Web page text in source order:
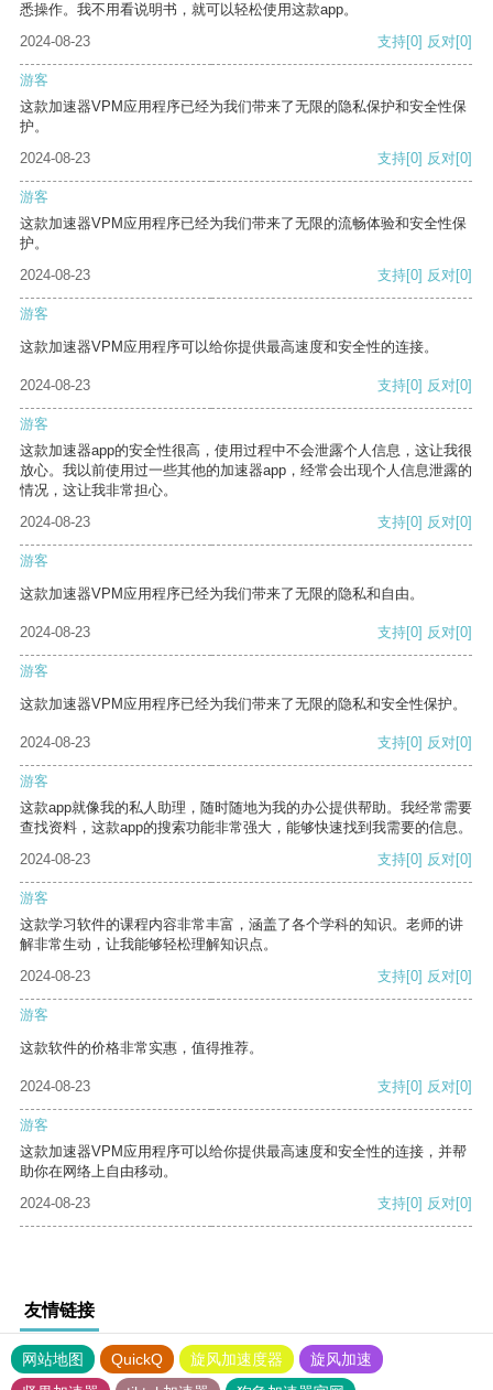
悉操作。我不用看说明书，就可以轻松使用这款app。
2024-08-23
支持[0] 反对[0]
游客
这款加速器VPM应用程序已经为我们带来了无限的隐私保护和安全性保
护。
2024-08-23
支持[0] 反对[0]
游客
这款加速器VPM应用程序已经为我们带来了无限的流畅体验和安全性保
护。
2024-08-23
支持[0] 反对[0]
游客
这款加速器VPM应用程序可以给你提供最高速度和安全性的连接。
2024-08-23 支持[0] 反对[0]
游客
这款加速器app的安全性很高，使用过程中不会泄露个人信息，这让我很
放心。我以前使用过一些其他的加速器app，经常会出现个人信息泄露的
情况，这让我非常担心。
2024-08-23
支持[0] 反对[0]
游客
这款加速器VPM应用程序已经为我们带来了无限的隐私和自由。
2024-08-23 支持[0] 反对[0]
游客
这款加速器VPM应用程序已经为我们带来了无限的隐私和安全性保护。
2024-08-23 支持[0] 反对[0]
游客
这款app就像我的私人助理，随时随地为我的办公提供帮助。我经常需要
查找资料，这款app的搜索功能非常强大，能够快速找到我需要的信息。
2024-08-23
支持[0] 反对[0]
游客
这款学习软件的课程内容非常丰富，涵盖了各个学科的知识。老师的讲
解非常生动，让我能够轻松理解知识点。
2024-08-23
支持[0] 反对[0]
游客
这款软件的价格非常实惠，值得推荐。
2024-08-23 支持[0] 反对[0]
游客
这款加速器VPM应用程序可以给你提供最高速度和安全性的连接，并帮
助你在网络上自由移动。
2024-08-23
支持[0] 反对[0]
友情链接
网站地图 QuickQ 旋风加速度器
旋风加速